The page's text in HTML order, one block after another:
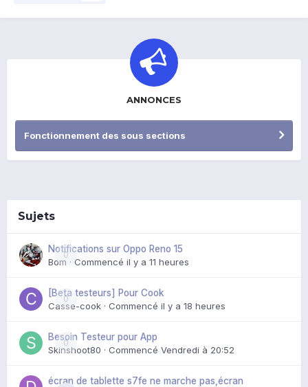
ANNONCES
Fonctionnement des sous sections
Sujets
0
Notifications sur Oppo Reno 15
Bom · Commencé il y a 11 heures
0
[Beta testeurs] Pour Cook
Casse-cook · Commencé il y a 18 heures
0
Besoin Testeur pour App
Skinshoot80 · Commencé Vendredi à 20:52
écran de tablette s7fe ne marche pas,écran